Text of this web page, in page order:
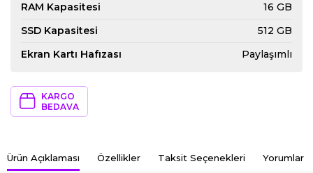
RAM Kapasitesi
16 GB
SSD Kapasitesi
512 GB
Ekran Kartı Hafızası
Paylaşımlı
KARGO
BEDAVA
Ürün Açıklaması Özellikler Taksit Seçenekleri Yorumlar